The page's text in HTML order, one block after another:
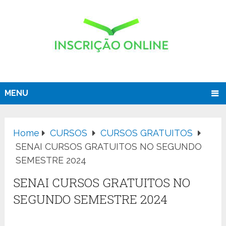
MENU
Home CURSOS
CURSOS GRATUITOS
SENAI CURSOS GRATUITOS NO SEGUNDO
SEMESTRE 2024
SENAI CURSOS GRATUITOS NO
SEGUNDO SEMESTRE 2024